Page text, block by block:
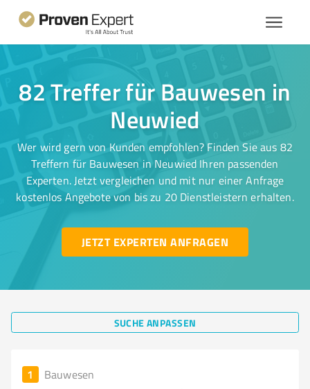
82 Treffer für Bauwesen in
Neuwied
Wer wird gern von Kunden empfohlen? Finden Sie aus 82
Treffern für Bauwesen in Neuwied Ihren passenden
Experten. Jetzt vergleichen und mit nur einer Anfrage
kostenlos Angebote von bis zu 20 Dienstleistern erhalten.
JETZT EXPERTEN ANFRAGEN
SUCHE ANPASSEN
1 Bauwesen